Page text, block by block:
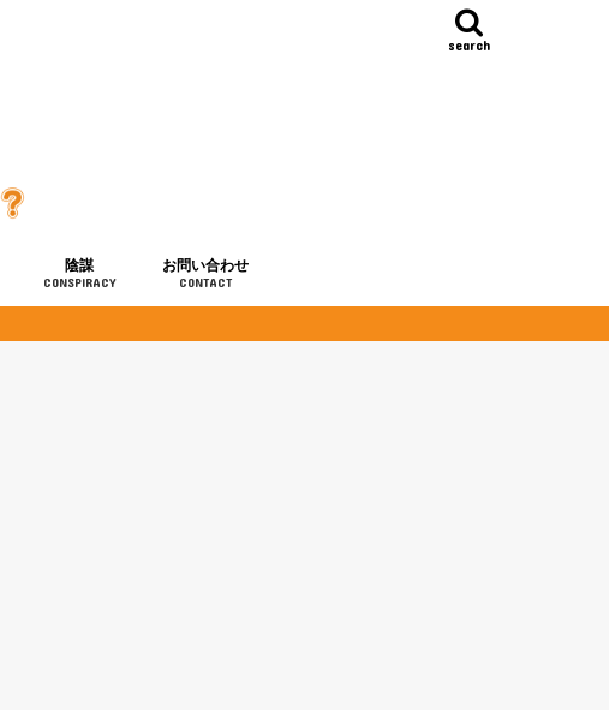
search
陰謀
CONSPIRACY
お問い合わせ
CONTACT